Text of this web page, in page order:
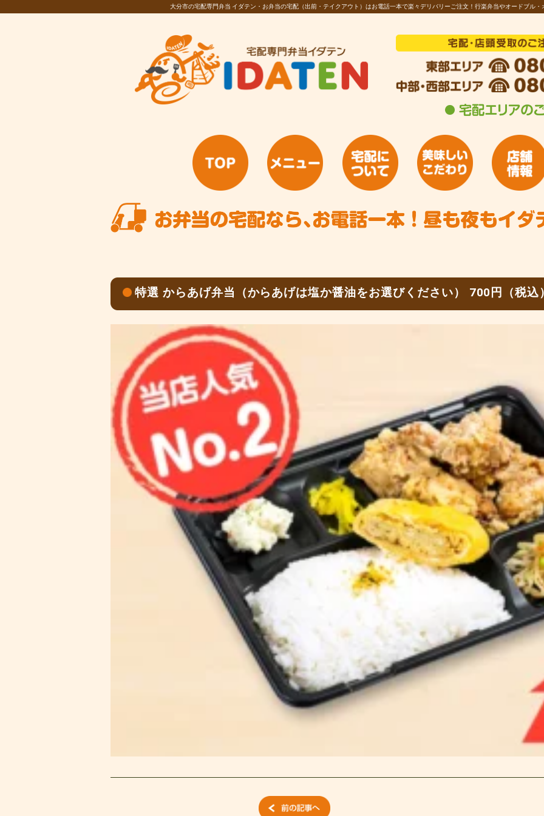
大分市の宅配専門弁当 イダテン・お弁当の宅配（出前・テイクアウト）はお電話一本で楽々デリバリーご注文！行楽弁当やオードブル
特選 からあげ弁当（からあげは塩か醤油をお選びください） 700円（税込